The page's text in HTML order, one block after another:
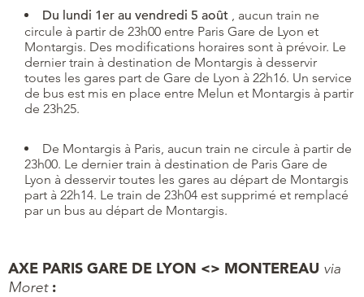
Du lundi 1er au vendredi 5 août
, aucun train ne
circule à partir de 23h00 entre Paris Gare de Lyon et
Montargis. Des modifications horaires sont à prévoir. Le
dernier train à destination de Montargis à desservir
toutes les gares part de Gare de Lyon à 22h16. Un service
de bus est mis en place entre Melun et Montargis à partir
de 23h25.
De Montargis à Paris, aucun train ne circule à partir de
23h00. Le dernier train à destination de Paris Gare de
Lyon à desservir toutes les gares au départ de Montargis
part à 22h14. Le train de 23h04 est supprimé et remplacé
par un bus au départ de Montargis.
AXE PARIS GARE DE LYON <> MONTEREAU via
Moret: